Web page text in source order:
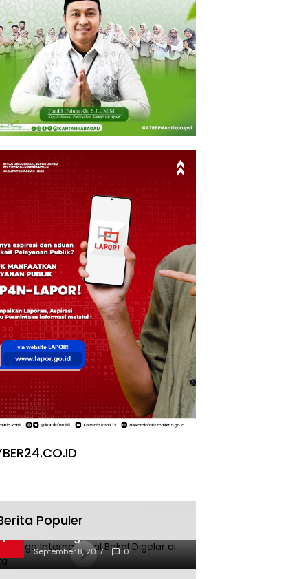
Populer
1
Pesta Yoga Internasional
Bakal Digelar di Jakarta
September 8, 2017 0